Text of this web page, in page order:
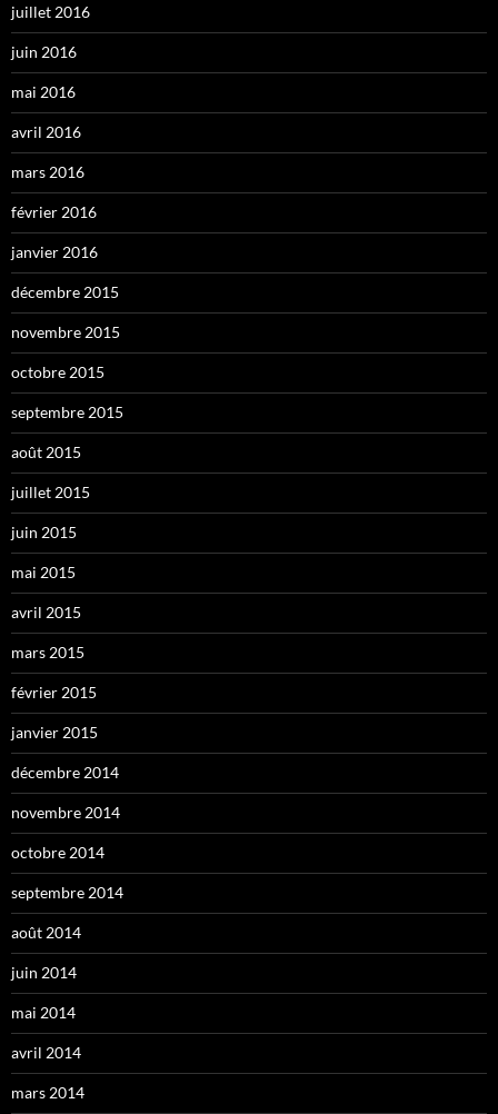
juillet 2016
juin 2016
mai 2016
avril 2016
mars 2016
février 2016
janvier 2016
décembre 2015
novembre 2015
octobre 2015
septembre 2015
août 2015
juillet 2015
juin 2015
mai 2015
avril 2015
mars 2015
février 2015
janvier 2015
décembre 2014
novembre 2014
octobre 2014
septembre 2014
août 2014
juin 2014
mai 2014
avril 2014
mars 2014